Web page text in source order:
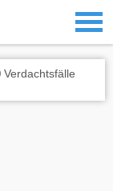
Verdachtsfälle